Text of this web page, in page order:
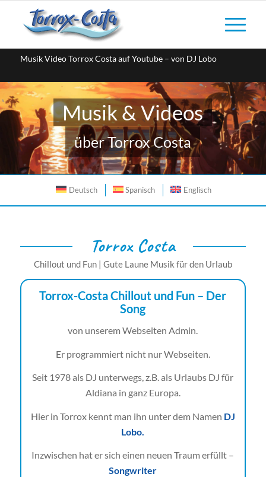
Musik Video Torrox Costa auf Youtube – von DJ Lobo
Musik & Videos
über Torrox Costa
Deutsch Spanisch Englisch
Torrox Costa
Chillout und Fun | Gute Laune Musik für den Urlaub
Torrox-Costa Chillout und Fun – Der
Song
von unserem Webseiten Admin.
Er programmiert nicht nur Webseiten.
Seit 1978 als DJ unterwegs, z.B. als Urlaubs DJ für
Aldiana in ganz Europa.
Hier in Torrox kennt man ihn unter dem Namen DJ
Lobo.
Inzwischen hat er sich einen neuen Traum erfüllt –
Songwriter